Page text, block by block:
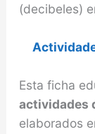
(decibeles)
Esta ficha
actividades
elaborados